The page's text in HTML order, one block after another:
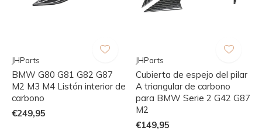
JHParts
BMW G80 G81 G82 G87
M2 M3 M4 Listón interior de
carbono
€249,95
JHParts
Cubierta de espejo del pilar
A triangular de carbono
para BMW Serie 2 G42 G87
M2
€149,95